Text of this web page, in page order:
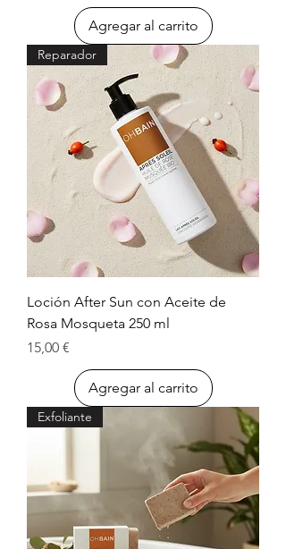
Agregar al carrito
Reparador
Loción After Sun con Aceite de
Rosa Mosqueta 250 ml
Precio
15,00 €
Agregar al carrito
Exfoliante